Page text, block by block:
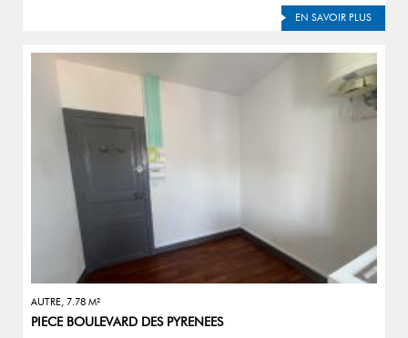
EN SAVOIR PLUS
AUTRE, 7.78 M²
PIECE BOULEVARD DES PYRENEES